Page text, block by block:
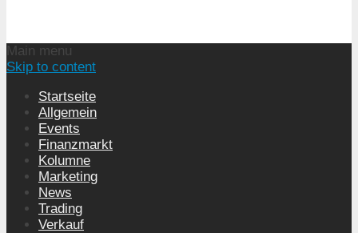
Main menu
Skip to content
Startseite
Allgemein
Events
Finanzmarkt
Kolumne
Marketing
News
Trading
Verkauf